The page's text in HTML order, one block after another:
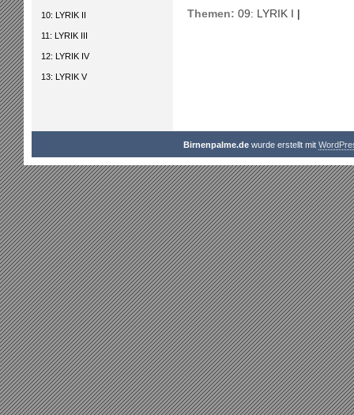
10: LYRIK II
11: LYRIK III
12: LYRIK IV
13: LYRIK V
Themen: 09: LYRIK I
Birnenpalme.dewurde erstellt mit